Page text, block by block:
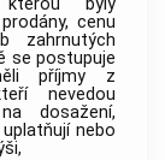
cenu
zahrnutých
se postupuje
příjmy z
nevedou
dosažení,
nebo